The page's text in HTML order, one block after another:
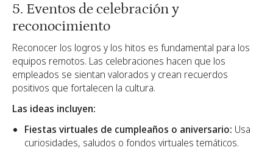
5. Eventos de celebración y
reconocimiento
Reconocer los logros y los hitos es fundamental para los
equipos remotos. Las celebraciones hacen que los
empleados se sientan valorados y crean recuerdos
positivos que fortalecen la cultura.
Las ideas incluyen:
Fiestas virtuales de cumpleaños o aniversario: Usa
curiosidades, saludos o fondos virtuales temáticos.